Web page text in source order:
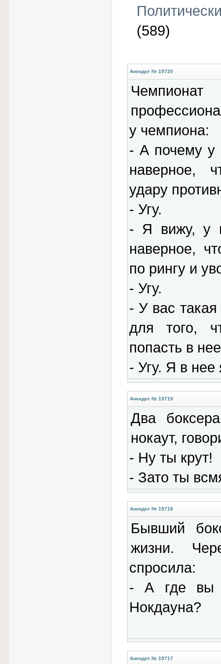
(589)
Анекдот № 19720
у чемпиона:
- А почему у
наверное,
удару
- Угу.
- Я вижу, у
наверное,
по рингу и
- Угу.
- У вас
для того,
попасть в
- Угу. Я в нее
Анекдот № 19719
Два
нокаут,
- Ну ты крут!
- Зато ты
Анекдот № 19718
Бывший
жизни.
спросила:
- А где вы
Нокдауна?
Анекдот № 19717